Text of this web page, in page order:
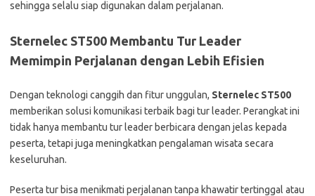
sehingga selalu siap digunakan dalam perjalanan.
Sternelec ST500 Membantu Tur Leader
Memimpin Perjalanan dengan Lebih Efisien
Dengan teknologi canggih dan fitur unggulan, Sternelec ST500
memberikan solusi komunikasi terbaik bagi tur leader. Perangkat ini
tidak hanya membantu tur leader berbicara dengan jelas kepada
peserta, tetapi juga meningkatkan pengalaman wisata secara
keseluruhan.
Peserta tur bisa menikmati perjalanan tanpa khawatir tertinggal atau